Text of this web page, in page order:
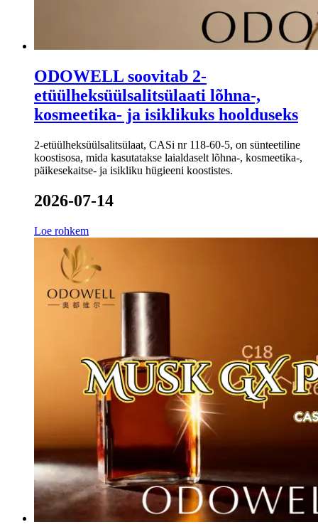
ODOWELL soovitab 2-
etüülheksüülsalitsülaati lõhna-,
kosmeetika- ja isiklikuks hoolduseks
2-etüülheksüülsalitsülaat, CASi nr 118-60-5, on sünteetiline
koostisosa, mida kasutatakse laialdaselt lõhna-, kosmeetika-,
päikesekaitse- ja isikliku hügieeni koostistes.
2026-07-14
Loe rohkem